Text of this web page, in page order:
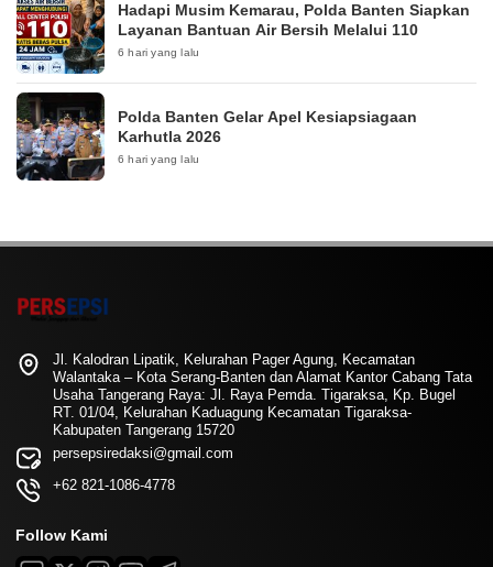
Hadapi Musim Kemarau, Polda Banten Siapkan
Layanan Bantuan Air Bersih Melalui 110
6 hari yang lalu
Polda Banten Gelar Apel Kesiapsiagaan
Karhutla 2026
6 hari yang lalu
Jl. Kalodran Lipatik, Kelurahan Pager Agung, Kecamatan
Walantaka – Kota Serang-Banten dan Alamat Kantor Cabang Tata
Usaha Tangerang Raya: Jl. Raya Pemda. Tigaraksa, Kp. Bugel
RT. 01/04, Kelurahan Kaduagung Kecamatan Tigaraksa-
Kabupaten Tangerang 15720
persepsiredaksi@gmail.com
+62 821-1086-4778
Follow Kami